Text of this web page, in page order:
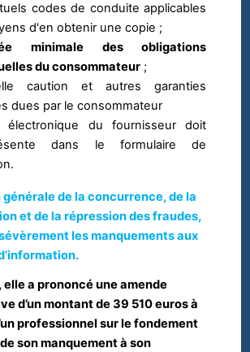
codes de conduite applicables
d'en obtenir une copie ;
minimale des obligations
du consommateur;
caution et autres garanties
dues par le consommateur
électronique du fournisseur doit
dans le formulaire de
de la concurrence, de la
et de la répression des fraudes,
les manquements aux
elle a prononcé une amende
d’un montant de 39 510 euros à
professionnel sur le fondement
son manquement à son